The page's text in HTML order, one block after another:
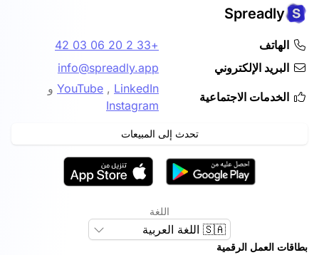
Spreadly
الهاتف
+33 2 20 06 03 42
البريد الإلكتروني
info@spreadly.app
الخدمات الاجتماعية
YouTube , LinkedIn
و
Instagram
تحدث إلى المبيعات
اللغة
🇸🇦 اللغة العربية
بطاقات العمل الرقمية